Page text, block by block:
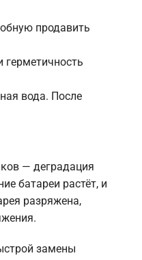
продавить
герметичность
вода. После
— деградация
батареи растёт, и
разряжена,
замены